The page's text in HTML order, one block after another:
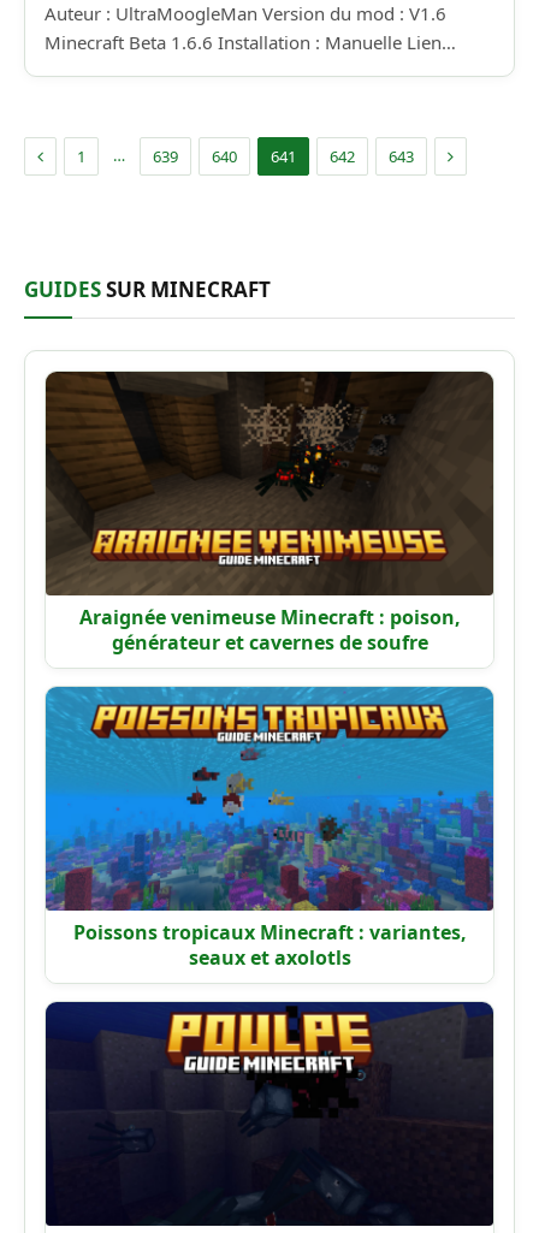
Auteur : UltraMoogleMan Version du mod : V1.6
Minecraft Beta 1.6.6 Installation : Manuelle Lien…
Précédent
1 … 639 640 641 642 643 Suivant
GUIDESSUR MINECRAFT
Araignée venimeuse Minecraft : poison,
générateur et cavernes de soufre
Poissons tropicaux Minecraft : variantes,
seaux et axolotls